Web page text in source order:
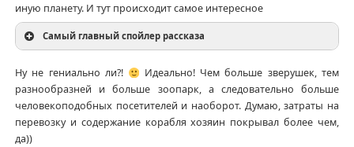
иную планету. И тут происходит самое интересное
Самый главный спойлер рассказа
Ну не гениально ли?!
Идеально! Чем больше зверушек, тем
разнообразней и больше зоопарк, а следовательно больше
человекоподобных посетителей и наоборот. Думаю, затраты на
перевозку и содержание корабля хозяин покрывал более чем,
да))